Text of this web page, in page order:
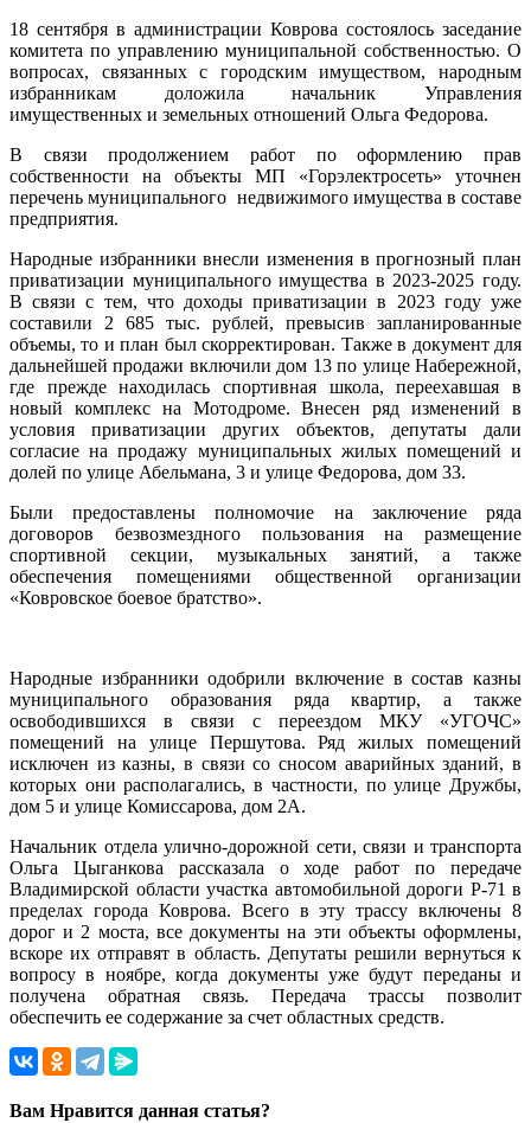
18 сентября в администрации Коврова состоялось заседание
комитета по управлению муниципальной собственностью. О
вопросах, связанных с городским имуществом, народным
избранникам доложила начальник Управления
имущественных и земельных отношений Ольга Федорова.
В связи продолжением работ по оформлению прав
собственности на объекты МП «Горэлектросеть» уточнен
перечень муниципального недвижимого имущества в составе
предприятия.
Народные избранники внесли изменения в прогнозный план
приватизации муниципального имущества в 2023-2025 году.
В связи с тем, что доходы приватизации в 2023 году уже
составили 2 685 тыс. рублей, превысив запланированные
объемы, то и план был скорректирован. Также в документ для
дальнейшей продажи включили дом 13 по улице Набережной,
где прежде находилась спортивная школа, переехавшая в
новый комплекс на Мотодроме. Внесен ряд изменений в
условия приватизации других объектов, депутаты дали
согласие на продажу муниципальных жилых помещений и
долей по улице Абельмана, 3 и улице Федорова, дом 33.
Были предоставлены полномочие на заключение ряда
договоров безвозмездного пользования на размещение
спортивной секции, музыкальных занятий, а также
обеспечения помещениями общественной организации
«Ковровское боевое братство».
Народные избранники одобрили включение в состав казны
муниципального образования ряда квартир, а также
освободившихся в связи с переездом МКУ «УГОЧС»
помещений на улице Першутова. Ряд жилых помещений
исключен из казны, в связи со сносом аварийных зданий, в
которых они располагались, в частности, по улице Дружбы,
дом 5 и улице Комиссарова, дом 2А.
Начальник отдела улично-дорожной сети, связи и транспорта
Ольга Цыганкова рассказала о ходе работ по передаче
Владимирской области участка автомобильной дороги Р-71 в
пределах города Коврова. Всего в эту трассу включены 8
дорог и 2 моста, все документы на эти объекты оформлены,
вскоре их отправят в область. Депутаты решили вернуться к
вопросу в ноябре, когда документы уже будут переданы и
получена обратная связь. Передача трассы позволит
обеспечить ее содержание за счет областных средств.
Вам Нравится данная статья?